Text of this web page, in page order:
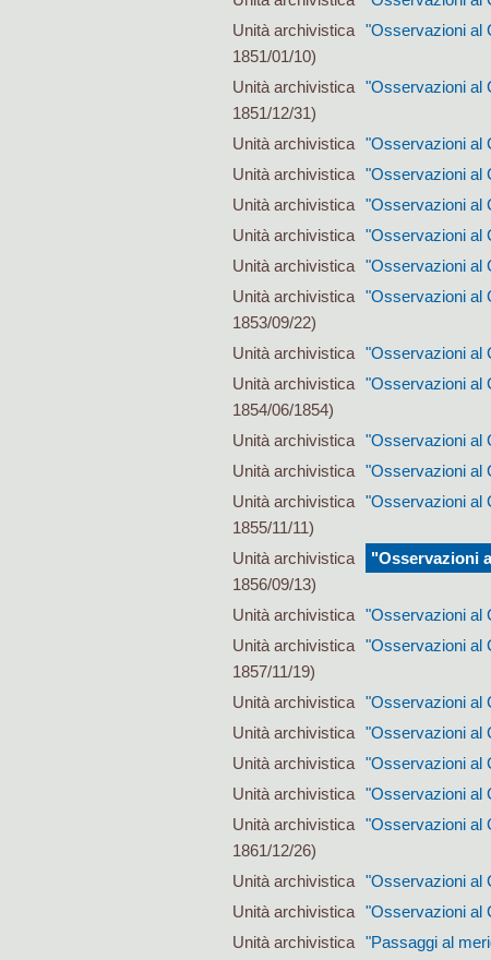
Unità archivistica "Osservazioni al
1851/01/10)
Unità archivistica "Osservazioni al
1851/12/31)
Unità archivistica "Osservazioni al
Unità archivistica "Osservazioni al
Unità archivistica "Osservazioni al
Unità archivistica "Osservazioni al
Unità archivistica "Osservazioni al
Unità archivistica "Osservazioni al
1853/09/22)
Unità archivistica "Osservazioni al
Unità archivistica "Osservazioni al
1854/06/1854)
Unità archivistica "Osservazioni al
Unità archivistica "Osservazioni al
Unità archivistica "Osservazioni al
1855/11/11)
Unità archivistica
"Osservazioni
1856/09/13)
Unità archivistica "Osservazioni al
Unità archivistica "Osservazioni al
1857/11/19)
Unità archivistica "Osservazioni al
Unità archivistica "Osservazioni al
Unità archivistica "Osservazioni al
Unità archivistica "Osservazioni al
Unità archivistica "Osservazioni al
1861/12/26)
Unità archivistica "Osservazioni al
Unità archivistica "Osservazioni al
Unità archivistica "Passaggi al